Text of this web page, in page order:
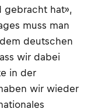
gebracht hat»,
muss man
deutschen
wir dabei
in der
wir wieder